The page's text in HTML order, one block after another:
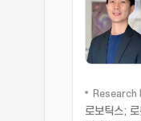
로보틱스;